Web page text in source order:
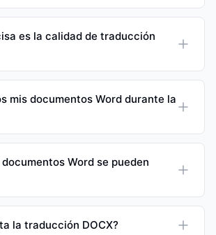
es la calidad de traducción
mis documentos Word durante la
Word se pueden
la traducción DOCX?